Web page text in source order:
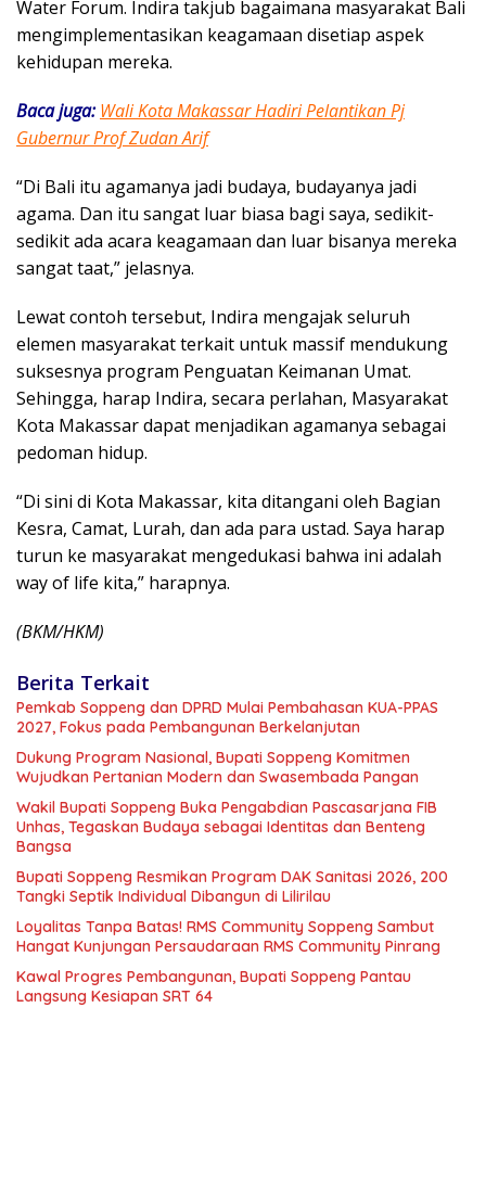
Water Forum. Indira takjub bagaimana masyarakat Bali
mengimplementasikan keagamaan disetiap aspek
kehidupan mereka.
Baca juga:Wali Kota Makassar Hadiri Pelantikan Pj
Gubernur Prof Zudan Arif
“Di Bali itu agamanya jadi budaya, budayanya jadi
agama. Dan itu sangat luar biasa bagi saya, sedikit-
sedikit ada acara keagamaan dan luar bisanya mereka
sangat taat,” jelasnya.
Lewat contoh tersebut, Indira mengajak seluruh
elemen masyarakat terkait untuk massif mendukung
suksesnya program Penguatan Keimanan Umat.
Sehingga, harap Indira, secara perlahan, Masyarakat
Kota Makassar dapat menjadikan agamanya sebagai
pedoman hidup.
“Di sini di Kota Makassar, kita ditangani oleh Bagian
Kesra, Camat, Lurah, dan ada para ustad. Saya harap
turun ke masyarakat mengedukasi bahwa ini adalah
way of life kita,” harapnya.
(BKM/HKM)
Berita Terkait
Pemkab Soppeng dan DPRD Mulai Pembahasan KUA-PPAS
2027, Fokus pada Pembangunan Berkelanjutan
Dukung Program Nasional, Bupati Soppeng Komitmen
Wujudkan Pertanian Modern dan Swasembada Pangan
Wakil Bupati Soppeng Buka Pengabdian Pascasarjana FIB
Unhas, Tegaskan Budaya sebagai Identitas dan Benteng
Bangsa
Bupati Soppeng Resmikan Program DAK Sanitasi 2026, 200
Tangki Septik Individual Dibangun di Lilirilau
Loyalitas Tanpa Batas! RMS Community Soppeng Sambut
Hangat Kunjungan Persaudaraan RMS Community Pinrang
Kawal Progres Pembangunan, Bupati Soppeng Pantau
Langsung Kesiapan SRT 64